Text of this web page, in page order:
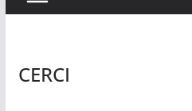
CERCI